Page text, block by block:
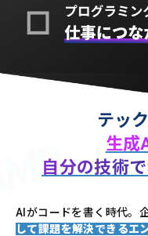
テッ
生成
自分の技術
AIがコードを書く時代。
して課題を解決できるエ